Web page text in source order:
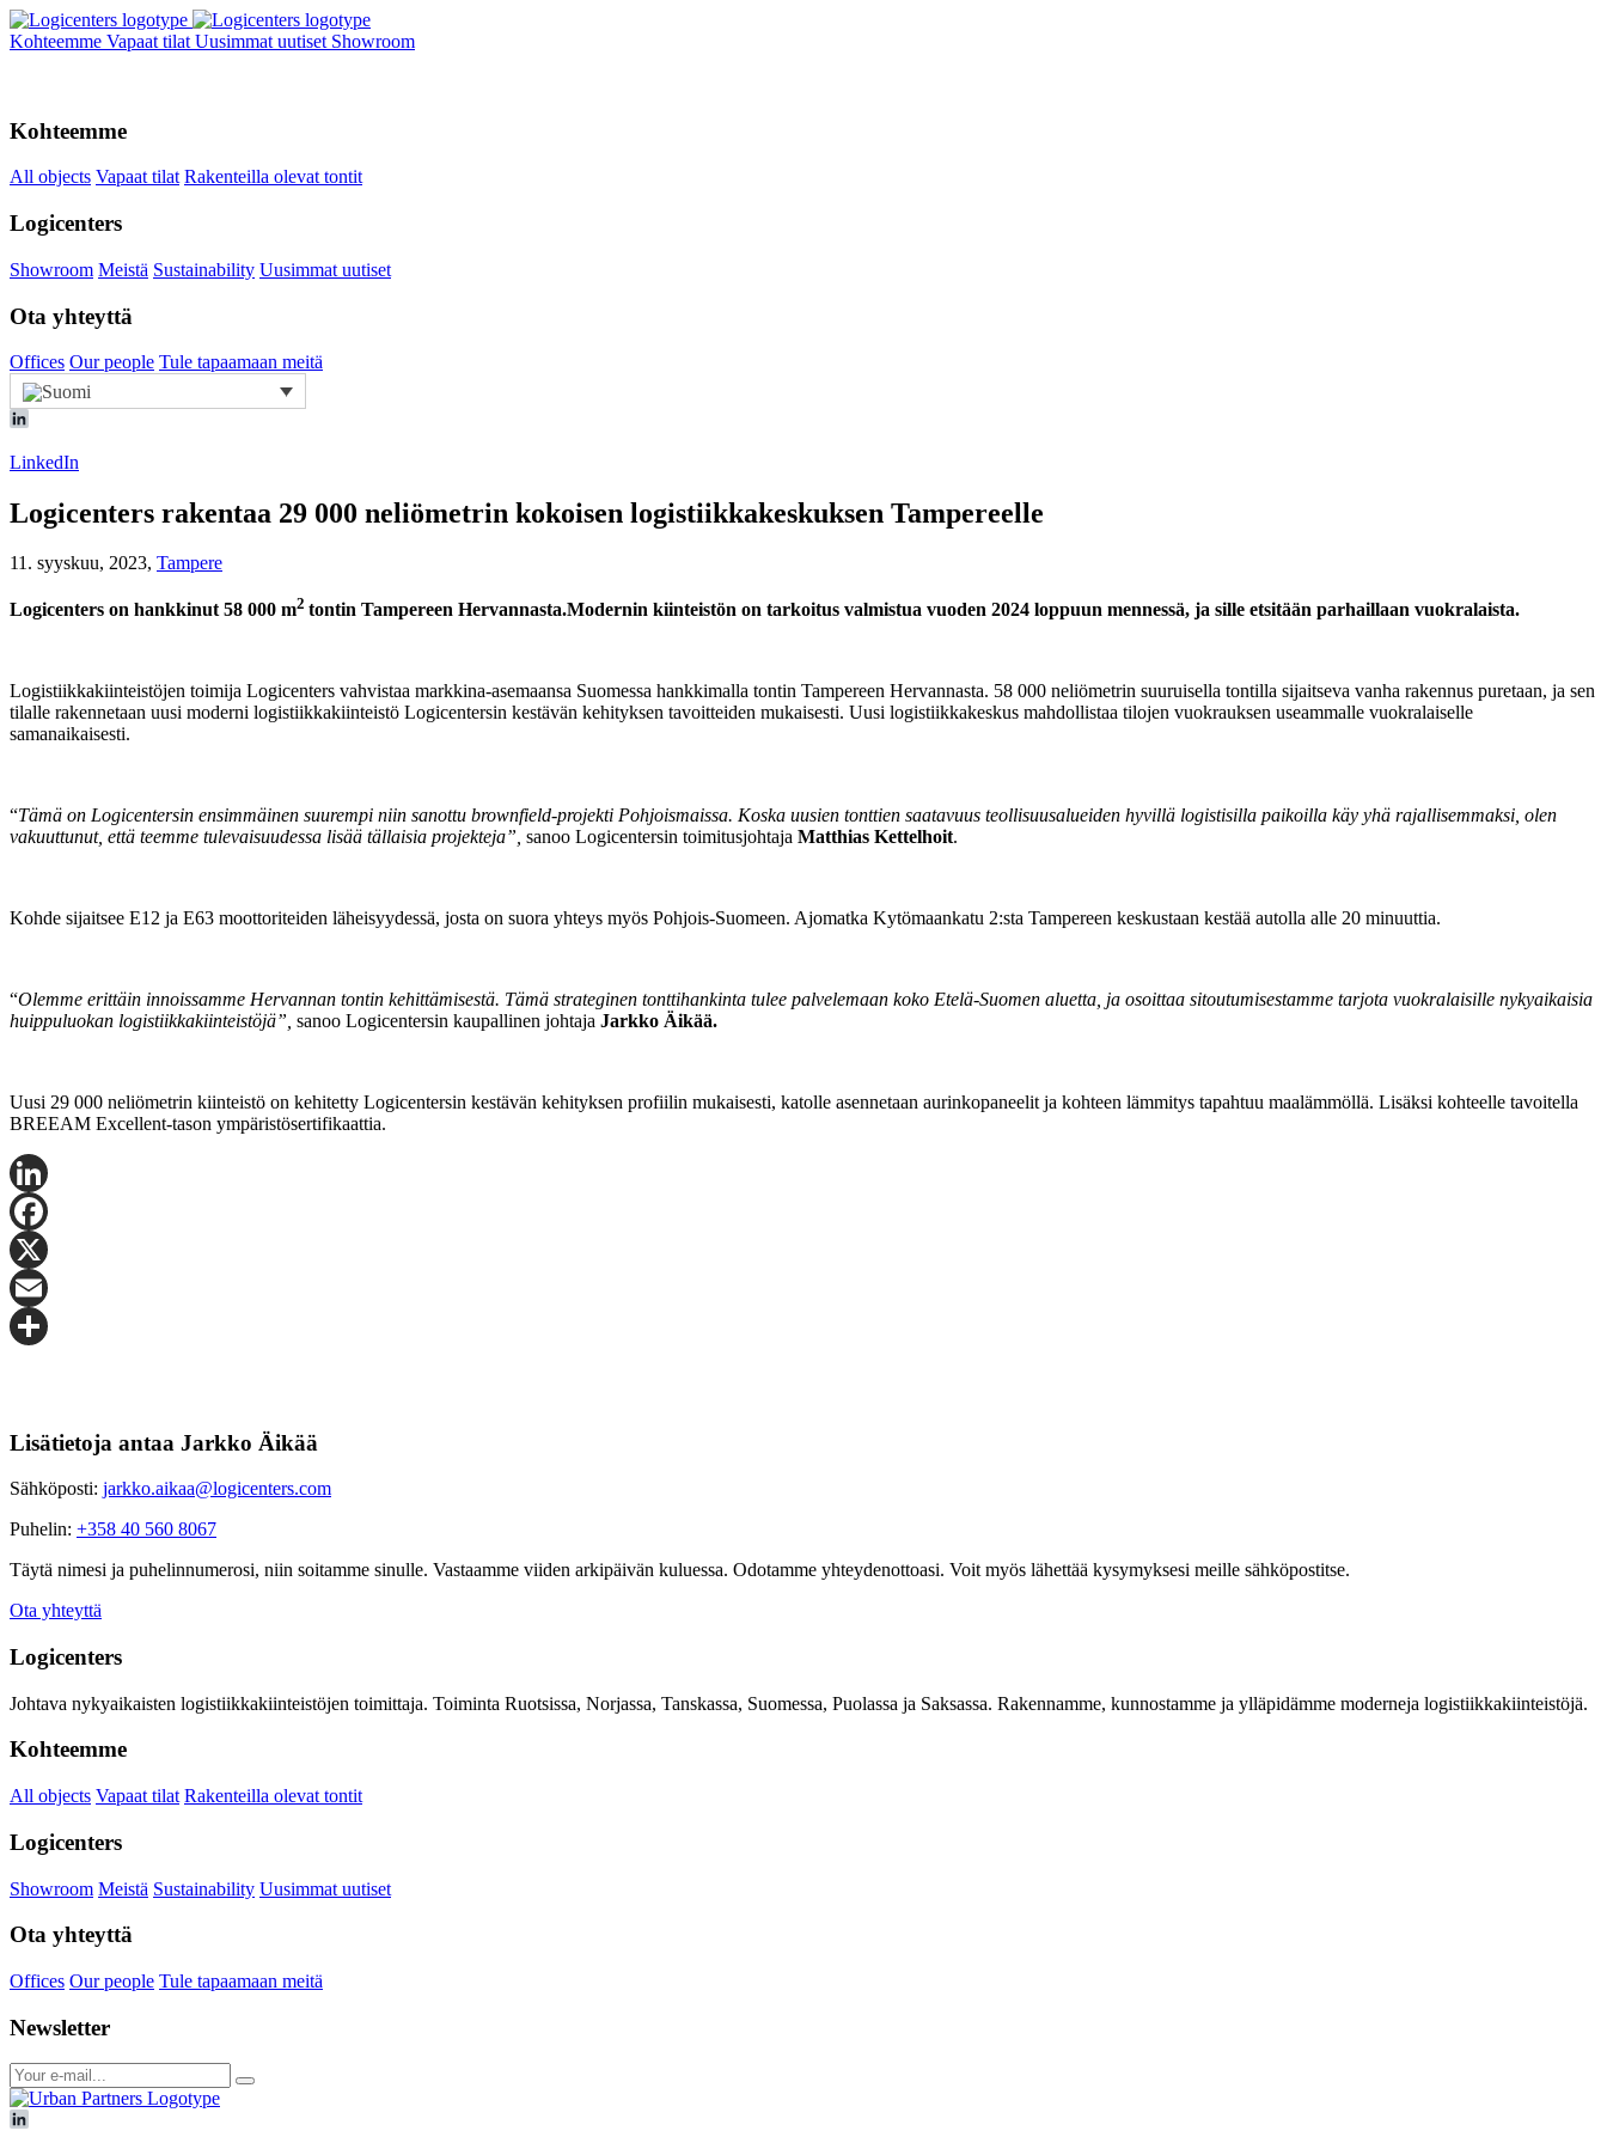
Kohteemme Vapaat tilat Uusimmat uutiset Showroom
Kohteemme
All objects Vapaat tilat Rakenteilla olevat tontit
Logicenters
Showroom Meistä Sustainability Uusimmat uutiset
Ota yhteyttä
Offices Our people Tule tapaamaan meitä
LinkedIn
Logicenters rakentaa 29 000 neliömetrin kokoisen logistiikkakeskuksen Tampereelle
11. syyskuu, 2023, Tampere
Logicenters on hankkinut 58 000 m2 tontin Tampereen Hervannasta.Modernin kiinteistön on tarkoitus valmistua vuoden 2024 loppuun mennessä, ja sille etsitään parhaillaan vuokralaista.
Logistiikkakiinteistöjen toimija Logicenters vahvistaa markkina-asemaansa Suomessa hankkimalla tontin Tampereen Hervannasta. 58 000 neliömetrin suuruisella tontilla sijaitseva vanha rakennus puretaan, ja sen
tilalle rakennetaan uusi moderni logistiikkakiinteistö Logicentersin kestävän kehityksen tavoitteiden mukaisesti. Uusi logistiikkakeskus mahdollistaa tilojen vuokrauksen useammalle vuokralaiselle
samanaikaisesti.
“Tämä on Logicentersin ensimmäinen suurempi niin sanottu brownfield-projekti Pohjoismaissa. Koska uusien tonttien saatavuus teollisuusalueiden hyvillä logistisilla paikoilla käy yhä rajallisemmaksi, olen
vakuuttunut, että teemme tulevaisuudessa lisää tällaisia projekteja”, sanoo Logicentersin toimitusjohtaja Matthias Kettelhoit.
Kohde sijaitsee E12 ja E63 moottoriteiden läheisyydessä, josta on suora yhteys myös Pohjois-Suomeen. Ajomatka Kytömaankatu 2:sta Tampereen keskustaan kestää autolla alle 20 minuuttia.
“Olemme erittäin innoissamme Hervannan tontin kehittämisestä. Tämä strateginen tonttihankinta tulee palvelemaan koko Etelä-Suomen aluetta, ja osoittaa sitoutumisestamme tarjota vuokralaisille nykyaikaisia
huippuluokan logistiikkakiinteistöjä”, sanoo Logicentersin kaupallinen johtaja Jarkko Äikää.
Uusi 29 000 neliömetrin kiinteistö on kehitetty Logicentersin kestävän kehityksen profiilin mukaisesti, katolle asennetaan aurinkopaneelit ja kohteen lämmitys tapahtuu maalämmöllä. Lisäksi kohteelle tavoitella
BREEAM Excellent-tason ympäristösertifikaattia.
LinkedIn
Facebook
X
Email
Lisätietoja antaa Jarkko Äikää
Sähköposti: jarkko.aikaa@logicenters.com
Puhelin: +358 40 560 8067
Täytä nimesi ja puhelinnumerosi, niin soitamme sinulle. Vastaamme viiden arkipäivän kuluessa. Odotamme yhteydenottoasi. Voit myös lähettää kysymyksesi meille sähköpostitse.
Ota yhteyttä
Logicenters
Johtava nykyaikaisten logistiikkakiinteistöjen toimittaja. Toiminta Ruotsissa, Norjassa, Tanskassa, Suomessa, Puolassa ja Saksassa. Rakennamme, kunnostamme ja ylläpidämme moderneja logistiikkakiinteistöjä.
Kohteemme
All objects Vapaat tilat Rakenteilla olevat tontit
Logicenters
Showroom Meistä Sustainability Uusimmat uutiset
Ota yhteyttä
Offices Our people Tule tapaamaan meitä
Newsletter